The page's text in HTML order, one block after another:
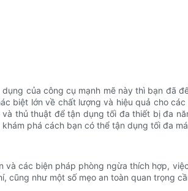
của công cụ mạnh mẽ này thì bạn đã
biệt lớn về chất lượng và hiệu quả cho
thủ thuật để tận dụng tối đa thiết bị đa
phá cách bạn có thể tận dụng tối đa
các biện pháp phòng ngừa thích hợp,
cũng như một số mẹo an toàn quan trọng